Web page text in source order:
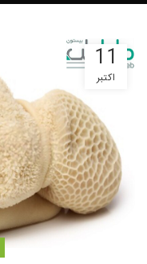
11
اکتبر